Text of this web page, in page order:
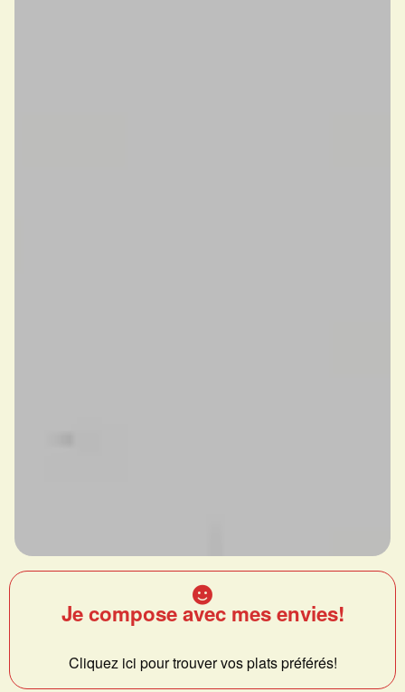
Je compose avec mes envies!
Cliquez ici pour trouver vos plats préférés!